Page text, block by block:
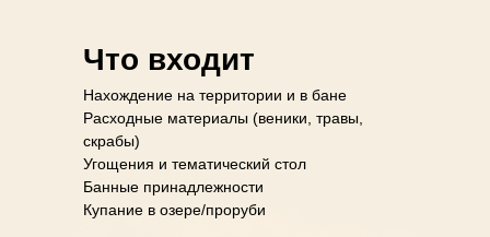
Что входит
Нахождение на территории и в бане
Расходные материалы (веники, травы,
скрабы)
Угощения и тематический стол
Банные принадлежности
Купание в озере/проруби